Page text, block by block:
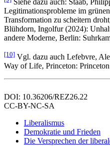
Siehe dazu auch: Staab,
Legitimationsprobleme im
Transformation zu scheitern
Blühdorn, Ingolfur (2024):
andere Moderne, Berlin:
[10] Vgl. dazu auch Lefebvre,
Way of Life, Princeton:
DOI: 10.36206/REZ26.22
CC-BY-NC-SA
Liberalismus
Demokratie und Frieden
Die Versprechen der